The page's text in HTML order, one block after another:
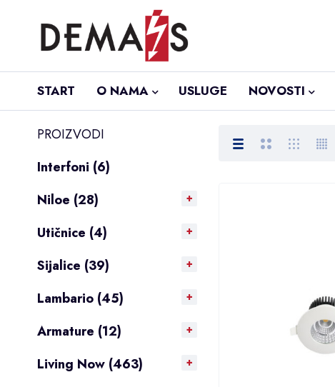
START O NAMA USLUGE NOVOSTI
PROIZVODI
Interfoni (6)
Niloe (28)
Utičnice (4)
Sijalice (39)
Lambario (45)
Armature (12)
Living Now (463)